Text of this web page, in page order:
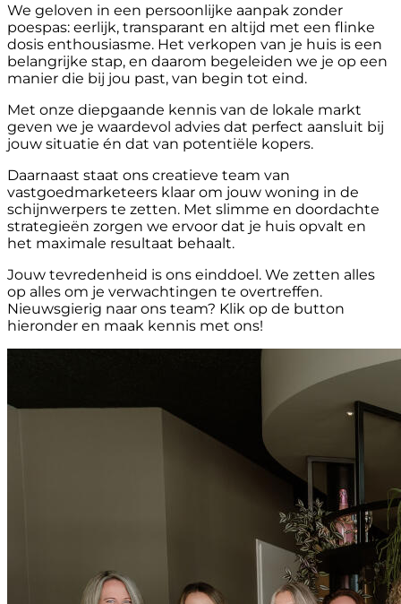
We geloven in een persoonlijke aanpak zonder
poespas: eerlijk, transparant en altijd met een flinke
dosis enthousiasme. Het verkopen van je huis is een
belangrijke stap, en daarom begeleiden we je op een
manier die bij jou past, van begin tot eind.
Met onze diepgaande kennis van de lokale markt
geven we je waardevol advies dat perfect aansluit bij
jouw situatie én dat van potentiële kopers.
Daarnaast staat ons creatieve team van
vastgoedmarketeers klaar om jouw woning in de
schijnwerpers te zetten. Met slimme en doordachte
strategieën zorgen we ervoor dat je huis opvalt en
het maximale resultaat behaalt.
Jouw tevredenheid is ons einddoel. We zetten alles
op alles om je verwachtingen te overtreffen.
Nieuwsgierig naar ons team? Klik op de button
hieronder en maak kennis met ons!